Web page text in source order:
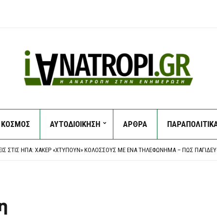
ΚΟΣΜΟΣ ΑΥΤΟΔΙΟΙΚΗΣΗ ΑΡΘΡΑ
ΕΝΤΑΤΙΚΟΊ ΈΛΕΓΧΟΙ ΤΗΣ ΔΗΜΟΤΙΚΉΣ ΑΣΤΥΝΟΜΊΑΣ ΓΙΑ ΤΗΝ ΠΡΟΣΤΑΣΊΑ ΤΟΥ
ΣΤΙΣ ΗΠΑ: ΧΆΚΕΡ «ΧΤΥΠΟΎΝ» ΚΟΛΟΣΣΟΎΣ ΜΕ ΈΝΑ ΤΗΛΕΦΏΝΗΜΑ – ΠΏΣ
ΝΟΜΟΣΧΈΔΙΟ ΠΟΥ ΘΑ ΑΠΑΓΟΡΕΎΕΙ ΣΕ ΑΜΕΡΙΚΑΝΙΚΆ ΚΑΙ ΙΣΡΑΗΛΙΝΆ ΠΛΟΊΑ ΤΗ